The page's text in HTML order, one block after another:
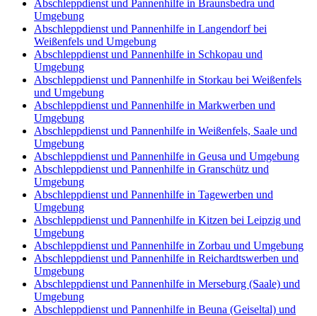
Abschleppdienst und Pannenhilfe in Braunsbedra und
Umgebung
Abschleppdienst und Pannenhilfe in Langendorf bei
Weißenfels und Umgebung
Abschleppdienst und Pannenhilfe in Schkopau und
Umgebung
Abschleppdienst und Pannenhilfe in Storkau bei Weißenfels
und Umgebung
Abschleppdienst und Pannenhilfe in Markwerben und
Umgebung
Abschleppdienst und Pannenhilfe in Weißenfels, Saale und
Umgebung
Abschleppdienst und Pannenhilfe in Geusa und Umgebung
Abschleppdienst und Pannenhilfe in Granschütz und
Umgebung
Abschleppdienst und Pannenhilfe in Tagewerben und
Umgebung
Abschleppdienst und Pannenhilfe in Kitzen bei Leipzig und
Umgebung
Abschleppdienst und Pannenhilfe in Zorbau und Umgebung
Abschleppdienst und Pannenhilfe in Reichardtswerben und
Umgebung
Abschleppdienst und Pannenhilfe in Merseburg (Saale) und
Umgebung
Abschleppdienst und Pannenhilfe in Beuna (Geiseltal) und